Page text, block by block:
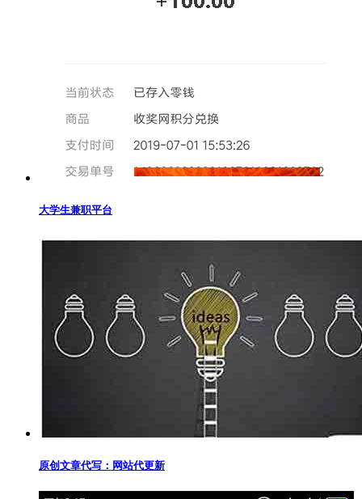
大学生兼职平台
原创文章代写：网站代更新